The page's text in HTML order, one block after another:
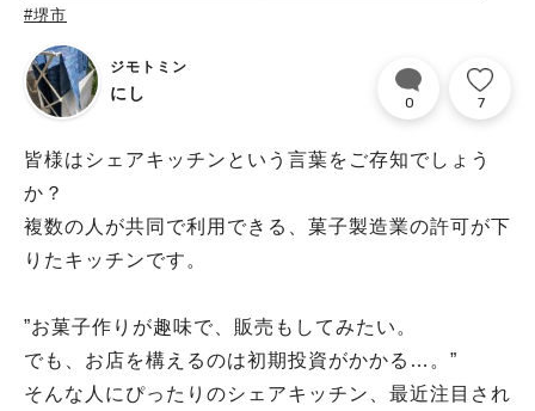
#堺市
ジモトミン
にし 0 7
皆様はシェアキッチンという言葉をご存知でしょう
か？
複数の人が共同で利用できる、菓子製造業の許可が下
りたキッチンです。
”お菓子作りが趣味で、販売もしてみたい。
でも、お店を構えるのは初期投資がかかる…。”
そんな人にぴったりのシェアキッチン、最近注目され